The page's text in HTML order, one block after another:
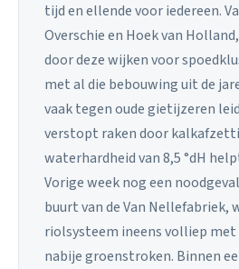
tijd en ellende voor iedereen.
Overschie en Hoek van
door deze wijken voor
met al die bebouwing uit de
vaak tegen oude gietijzeren
verstopt raken door
waterhardheid van 8,5 °dH
Vorige week nog een
buurt van de Van Nellefabriek,
riolsysteem ineens volliep
nabije groenstroken. Binnen